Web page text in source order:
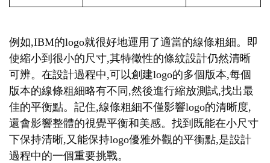
例如,IBM的logo就很好地運用了適當的線條粗細。即
使縮小到很小的尺寸,其特徵性的條紋設計仍然清晰
可辨。在設計過程中,可以創建logo的多個版本,每個
版本的線條粗細略有不同,然後進行縮放測試,找出最
佳的平衡點。記住,線條粗細不僅影響logo的清晰度,
還會影響整體的視覺平衡和美感。找到既能在小尺寸
下保持清晰,又能保持logo優雅外觀的平衡點,是設計
過程中的一個重要挑戰。